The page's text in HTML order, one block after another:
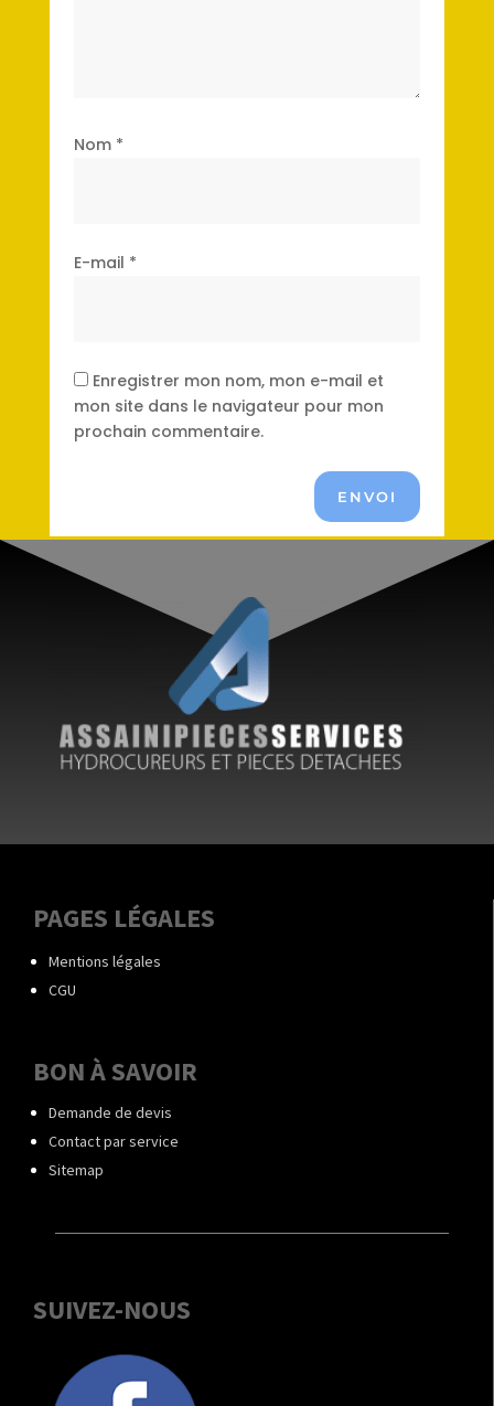
Nom *
E-mail *
Enregistrer mon nom, mon e-mail et
mon site dans le navigateur pour mon
prochain commentaire.
ENVOI
PAGES LÉGALES
Mentions légales
CGU
BON À SAVOIR
Demande de devis
Contact par service
Sitemap
SUIVEZ-NOUS